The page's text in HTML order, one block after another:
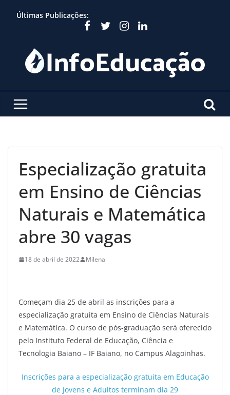
Últimas Publicações:
Especialização gratuita
em Ensino de Ciências
Naturais e Matemática
abre 30 vagas
18 de abril de 2022 Milena
Começam dia 25 de abril as inscrições para a
especialização gratuita em Ensino de Ciências Naturais
e Matemática. O curso de pós-graduação será oferecido
pelo Instituto Federal de Educação, Ciência e
Tecnologia Baiano – IF Baiano, no Campus Alagoinhas.
Inscrições para a especialização gratuita em Educação
de Jovens e Adultos terminam dia 29